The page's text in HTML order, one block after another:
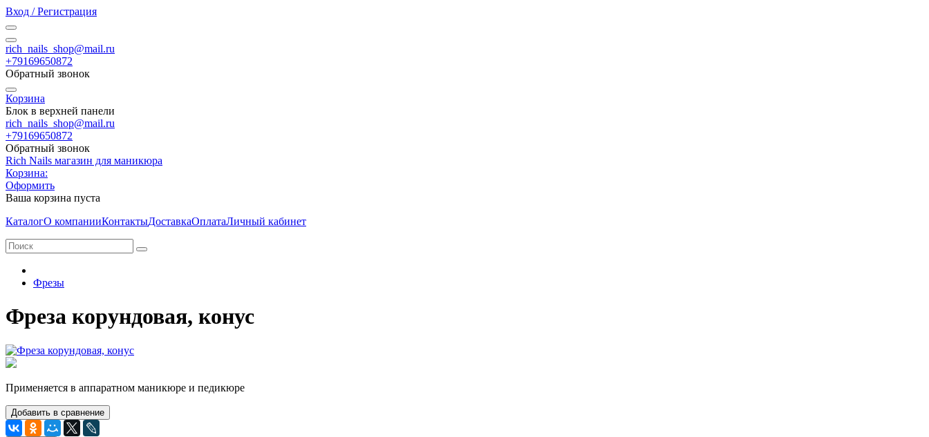
Вход / Регистрация
rich_nails_shop@mail.ru
+79169650872
Обратный звонок
Корзина
Блок в верхней панели
rich_nails_shop@mail.ru
+79169650872
Обратный звонок
Rich Nails магазин для маникюра
Корзина:
Оформить
Ваша корзина пуста
КаталогО компанииКонтактыДоставкаОплатаЛичный кабинет
Фрезы
Фреза корундовая, конус
Применяется в аппаратном маникюре и педикюре
Добавить в сравнение